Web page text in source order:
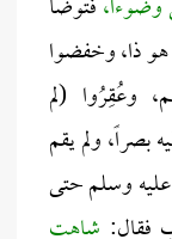
وضوءاً،فتوضأ
هو ذا، وخفضوا
وعُقِرُوا (لم
بصراً، ولم يقم
عليه وسلم حتى